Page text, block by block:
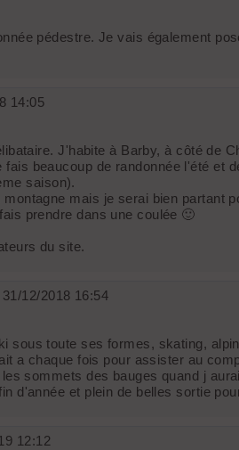
pédestre. Je vais également
14:05
J'habite à Barby, à côté de
beaucoup de randonnée l'été et
saison).
mais je serai bien
prendre dans une coulée 🙂
du site.
12/2018 16:54
sous toute ses formes, skating,
a chaque fois pour assister au
sommets des bauges quand j
d'année et plein de belles sortie
12:12